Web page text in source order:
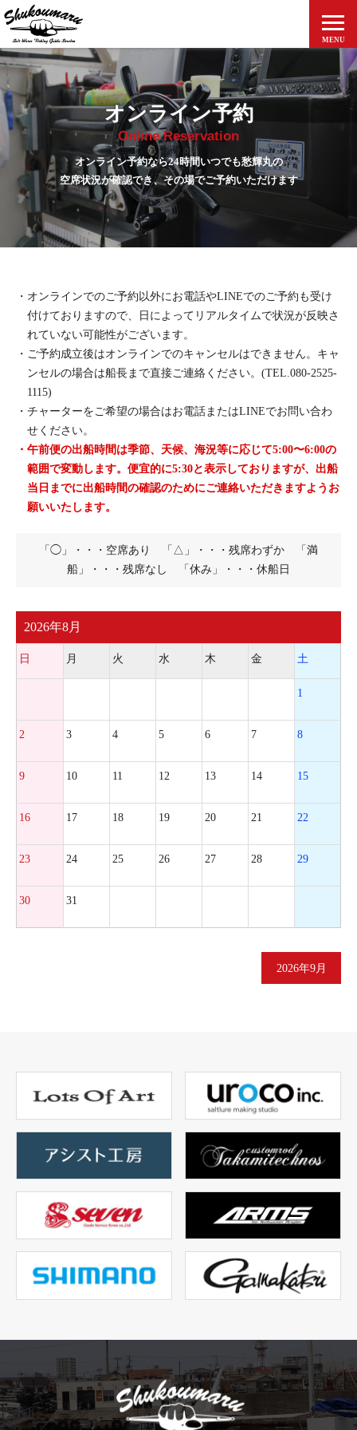
MENU
ホーム
釣果とお知らせ
愁輝丸について
料金案内
アクセス
出船予定表
個人情報保護方針
公式Facebook
公式Instagram
オンライン予約
Online Reservation
オンライン予約なら24時間いつでも愁輝丸の
空席状況が確認でき、その場でご予約いただけます
・オンラインでのご予約以外にお電話やLINEでのご予約も受け
付けておりますので、日によってリアルタイムで状況が反映さ
れていない可能性がございます。
・ご予約成立後はオンラインでのキャンセルはできません。キャ
ンセルの場合は船長まで直接ご連絡ください。(TEL.080-2525-
1115)
・チャーターをご希望の場合はお電話またはLINEでお問い合わ
せください。
・午前便の出船時間は季節、天候、海況等に応じて5:00〜6:00の
範囲で変動します。便宜的に5:30と表示しておりますが、出船
当日までに出船時間の確認のためにご連絡いただきますようお
願いいたします。
「◯」・・・空席あり 「△」・・・残席わずか 「満
船」・・・残席なし 「休み」・・・休船日
2026年8月
日 月 火 水 木 金 土
1
2 3 4 5 6 7 8
9 10 11 12 13 14 15
16 17 18 19 20 21 22
23 24 25 26 27 28 29
30 31
2026年9月